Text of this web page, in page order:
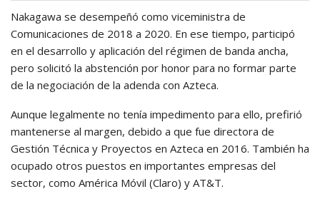
Nakagawa se desempeñó como viceministra de
Comunicaciones de 2018 a 2020. En ese tiempo, participó
en el desarrollo y aplicación del régimen de banda ancha,
pero solicitó la abstención por honor para no formar parte
de la negociación de la adenda con Azteca.
Aunque legalmente no tenía impedimento para ello, prefirió
mantenerse al margen, debido a que fue directora de
Gestión Técnica y Proyectos en Azteca en 2016. También ha
ocupado otros puestos en importantes empresas del
sector, como América Móvil (Claro) y AT&T.